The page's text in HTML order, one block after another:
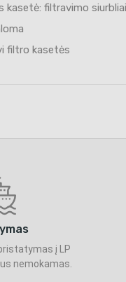
kasetė: filtravimo siurbliai
filtro kasetės
į LP
nemokamas.